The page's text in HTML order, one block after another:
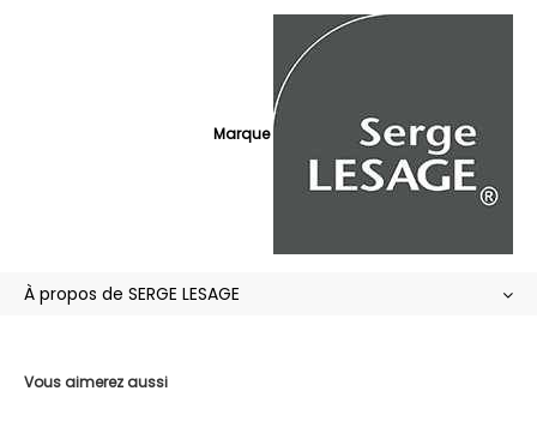
Vous aimerez aussi
Marque
À propos de SERGE LESAGE